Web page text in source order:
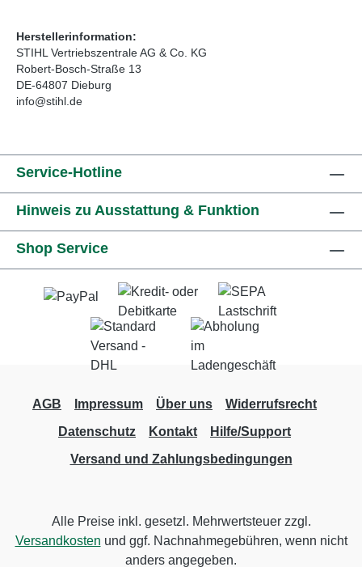
Herstellerinformation:
STIHL Vertriebszentrale AG & Co. KG
Robert-Bosch-Straße 13
DE-64807 Dieburg
info@stihl.de
Service-Hotline
Hinweis zu Ausstattung & Funktion
Shop Service
AGB Impressum Über uns
Widerrufsrecht
Datenschutz
Kontakt
Hilfe/Support
Versand und Zahlungsbedingungen
Alle Preise inkl. gesetzl. Mehrwertsteuer zzgl.
Versandkosten und ggf. Nachnahmegebühren, wenn nicht
anders angegeben.